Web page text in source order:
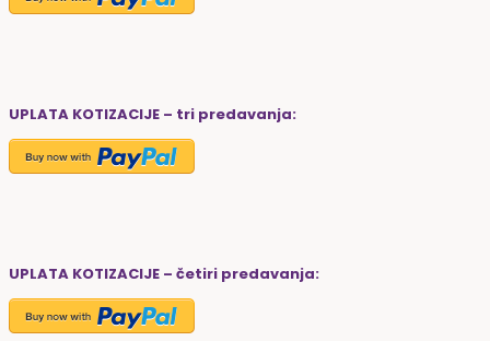
UPLATA KOTIZACIJE – tri predavanja:
UPLATA KOTIZACIJE – četiri predavanja: